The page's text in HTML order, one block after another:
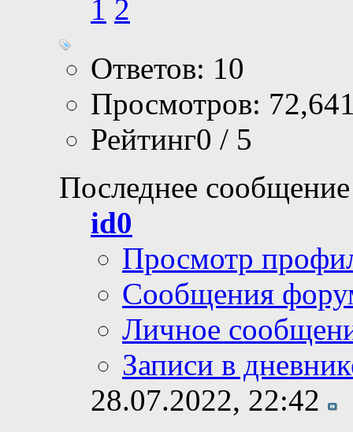
1 2
Ответов: 10
Просмотров:
Рейтинг0 / 5
Последнее
id0
Просмотр
Сообщения
Личное
Записи в
28.07.2022, 22:42